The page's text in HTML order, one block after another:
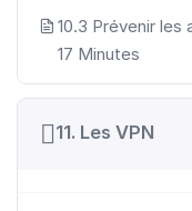
10.3 Prévenir
17 Minutes
11. Les VPN